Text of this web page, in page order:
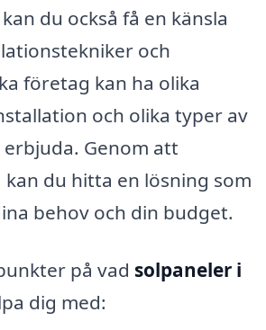
du också få en känsla
och
företag kan ha olika
och olika typer av
Genom att
kan du hitta en lösning som
behov och din budget.
på vad solpaneler i
dig med: